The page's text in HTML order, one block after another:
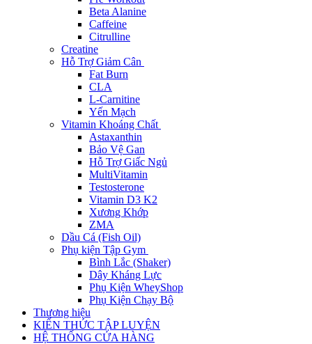
Beta Alanine
Caffeine
Citrulline
Creatine
Hỗ Trợ Giảm Cân
Fat Burn
CLA
L-Carnitine
Yến Mạch
Vitamin Khoáng Chất
Astaxanthin
Bảo Vệ Gan
Hỗ Trợ Giấc Ngủ
MultiVitamin
Testosterone
Vitamin D3 K2
Xương Khớp
ZMA
Dầu Cá (Fish Oil)
Phụ kiện Tập Gym
Bình Lắc (Shaker)
Dây Kháng Lực
Phụ Kiện WheyShop
Phụ Kiện Chạy Bộ
Thương hiệu
KIẾN THỨC TẬP LUYỆN
HỆ THỐNG CỬA HÀNG